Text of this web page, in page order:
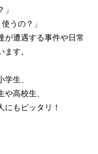
うの？」
が遭遇する事件や日常
す。
生、
高校生、
にもピッタリ！